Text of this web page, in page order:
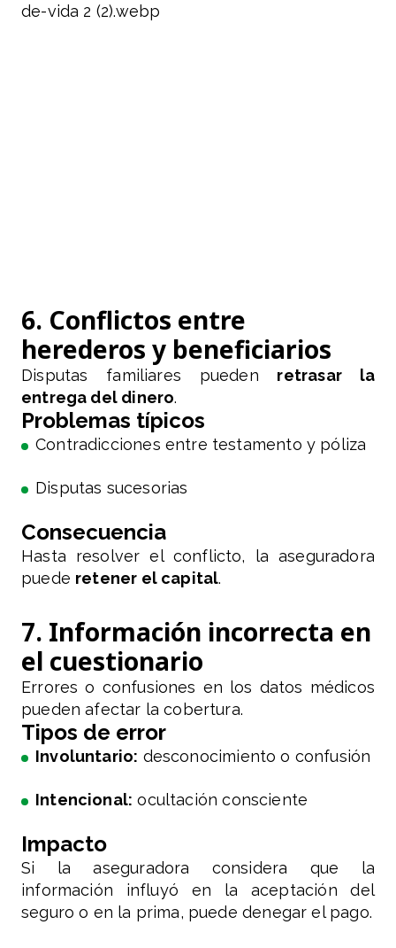
6. Conflictos entre
herederos y beneficiarios
Disputas familiares pueden retrasar la
entrega del dinero.
Problemas típicos
Contradicciones entre testamento y póliza
Disputas sucesorias
Consecuencia
Hasta resolver el conflicto, la aseguradora
puede retener el capital.
7. Información incorrecta en
el cuestionario
Errores o confusiones en los datos médicos
pueden afectar la cobertura.
Tipos de error
Involuntario: desconocimiento o confusión
Intencional: ocultación consciente
Impacto
Si la aseguradora considera que la
información influyó en la aceptación del
seguro o en la prima, puede denegar el pago.